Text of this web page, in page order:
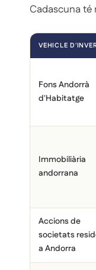
Cadascuna
VEHICLE
Fons Andorrà
d'Habitatge
Immobiliària
andorrana
Accions de
societats
a Andorra